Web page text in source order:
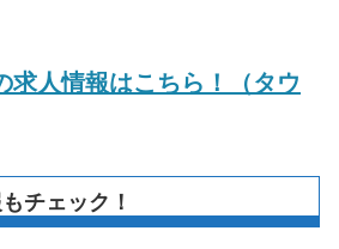
求人情報はこちら！（タウ
チェック！